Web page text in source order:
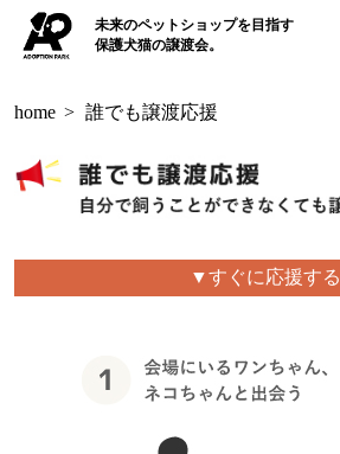
未来のペットショップを目指す
保護犬猫の譲渡会。
home > 誰でも譲渡応援
▼すぐに応援する